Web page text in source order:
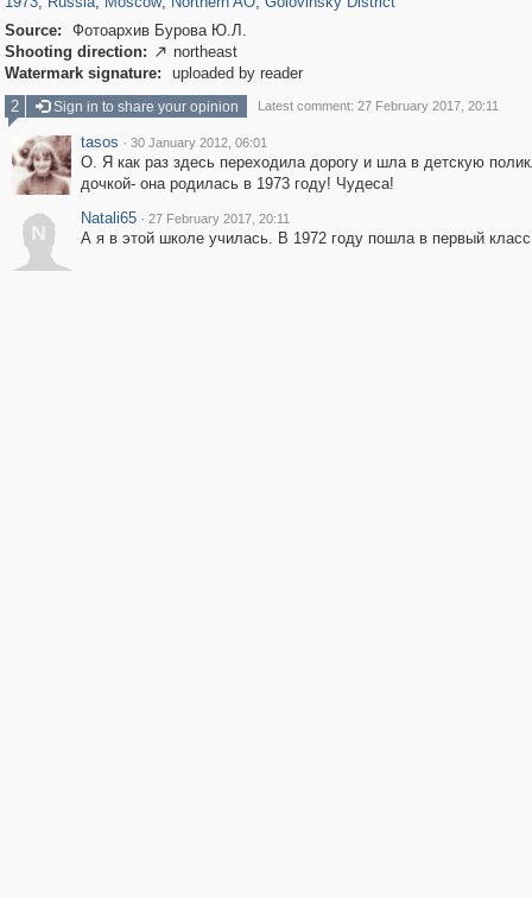
Source:
Фотоархив Бурова Ю.Л.
Shooting direction:  northeast
Watermark signature:
uploaded by reader
2
Sign in to share your opinion Latest comment: 27 February 2017, 20:11
tasos · 30 January 2012, 06:01
О. Я как раз здесь переходила дорогу и шла в детскую
дочкой- она родилась в 1973 году! Чудеса!
N
Natali65 · 27 February 2017, 20:11
А я в этой школе училась. В 1972 году пошла в первый